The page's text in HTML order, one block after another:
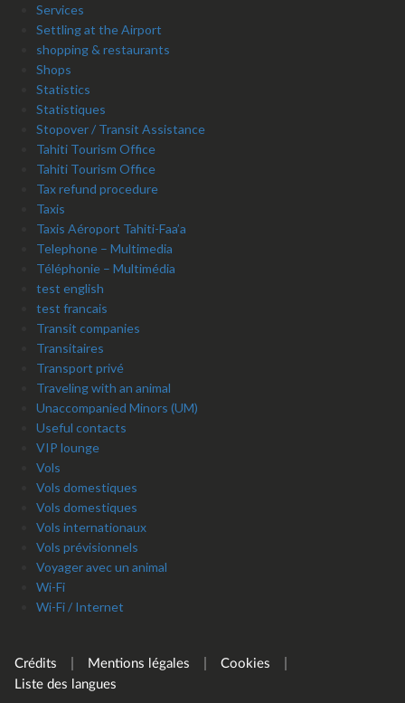
Services
Settling at the Airport
shopping & restaurants
Shops
Statistics
Statistiques
Stopover / Transit Assistance
Tahiti Tourism Office
Tahiti Tourism Office
Tax refund procedure
Taxis
Taxis Aéroport Tahiti-Faa’a
Telephone – Multimedia
Téléphonie – Multimédia
test english
test francais
Transit companies
Transitaires
Transport privé
Traveling with an animal
Unaccompanied Minors (UM)
Useful contacts
VIP lounge
Vols
Vols domestiques
Vols domestiques
Vols internationaux
Vols prévisionnels
Voyager avec un animal
Wi-Fi
Wi-Fi / Internet
Crédits Mentions légales
Cookies
Liste des langues